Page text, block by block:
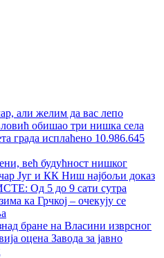
али желим да вас лепо
обишао три нишка села
града исплаћено 10.986.645
већ будућност нишког
Југ и КК Ниш најбољи доказ
Од 5 до 9 сати сутра
ка Грчкој – очекују се
бране на Власини изврсног
оцена Завода за јавно